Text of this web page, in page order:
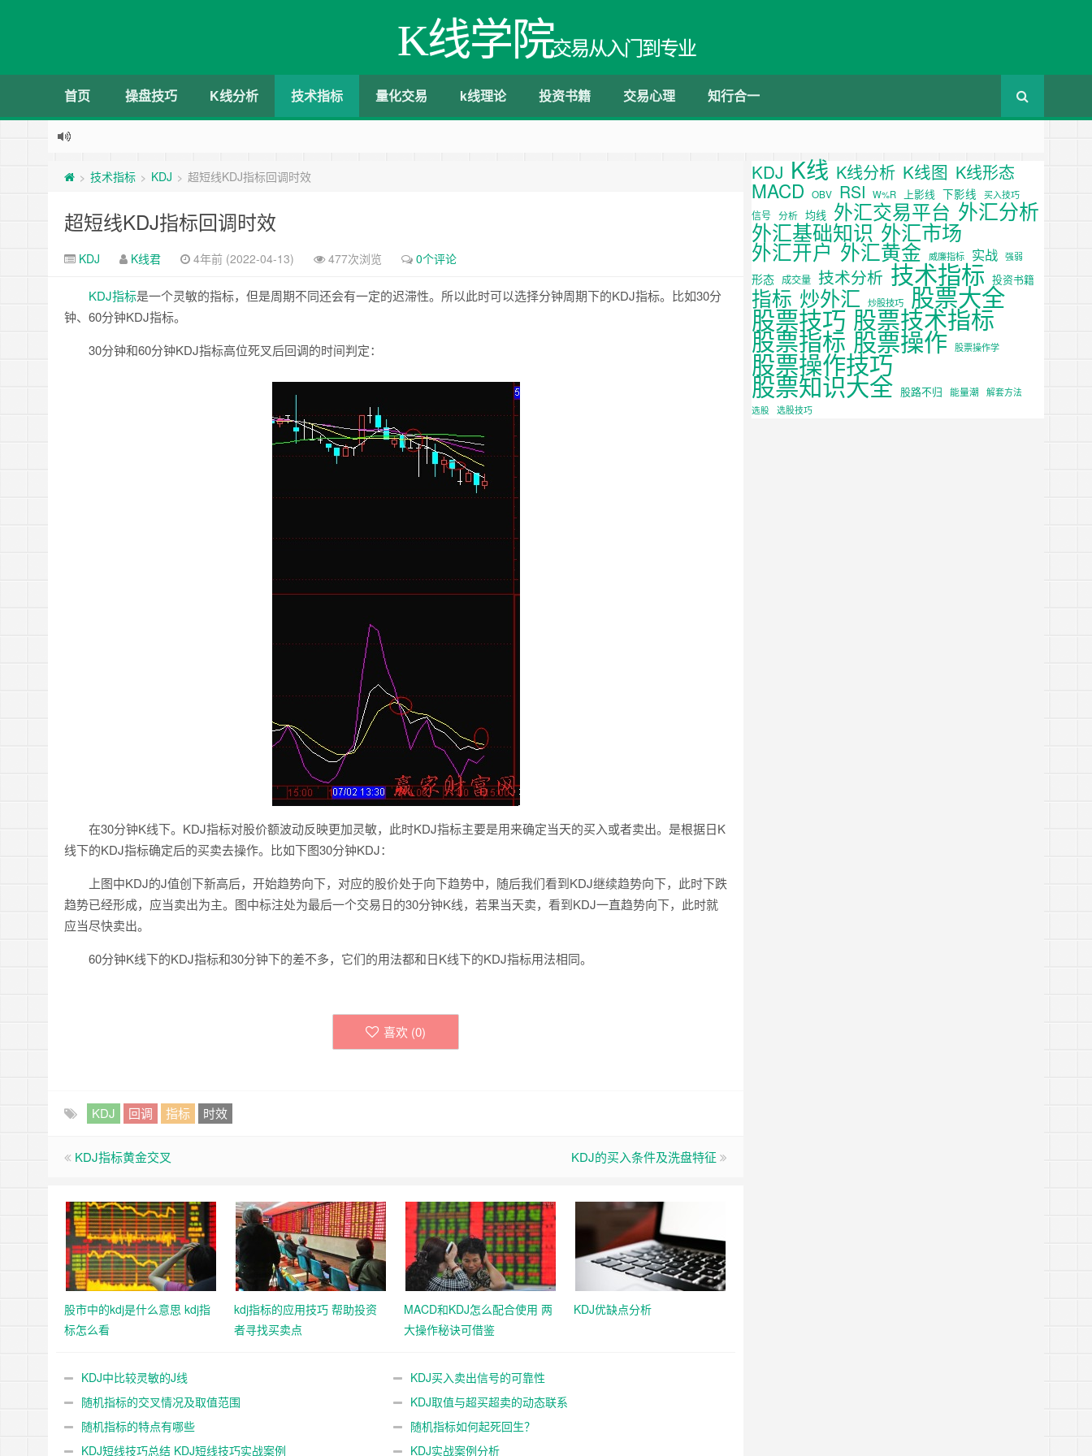
K线学院交易从入门到专业
首页 操盘技巧 K线分析 技术指标 量化交易 k线理论 投资书籍 交易心理 知行合一
> 技术指标 > KDJ > 超短线KDJ指标回调时效
超短线KDJ指标回调时效
KDJ K线君 4年前 (2022-04-13) 477次浏览 0个评论
KDJ指标是一个灵敏的指标，但是周期不同还会有一定的迟滞性。所以此时可以选择分钟周期下的KDJ指标。比如30分
钟、60分钟KDJ指标。
30分钟和60分钟KDJ指标高位死叉后回调的时间判定：
在30分钟K线下。KDJ指标对股价额波动反映更加灵敏，此时KDJ指标主要是用来确定当天的买入或者卖出。是根据日K
线下的KDJ指标确定后的买卖去操作。比如下图30分钟KDJ：
上图中KDJ的J值创下新高后，开始趋势向下，对应的股价处于向下趋势中，随后我们看到KDJ继续趋势向下，此时下跌
趋势已经形成，应当卖出为主。图中标注处为最后一个交易日的30分钟K线，若果当天卖，看到KDJ一直趋势向下，此时就
应当尽快卖出。
60分钟K线下的KDJ指标和30分钟下的差不多，它们的用法都和日K线下的KDJ指标用法相同。
喜欢 (0)
KDJ 回调 指标 时效
KDJ指标黄金交叉 KDJ的买入条件及洗盘特征
股市中的kdj是什么意思 kdj指
标怎么看
kdj指标的应用技巧 帮助投资
者寻找买卖点
MACD和KDJ怎么配合使用 两
大操作秘诀可借鉴
KDJ优缺点分析
KDJ中比较灵敏的J线
KDJ买入卖出信号的可靠性
随机指标的交叉情况及取值范围
KDJ取值与超买超卖的动态联系
随机指标的特点有哪些
随机指标如何起死回生？
KDJ短线技巧总结 KDJ短线技巧实战案例
KDJ实战案例分析
KDJ K线 K线分析 K线图 K线形态
MACD OBV RSI W%R 上影线 下影线 买入技巧
信号 分析 均线 外汇交易平台 外汇分析
外汇基础知识 外汇市场
外汇开户 外汇黄金 威廉指标 实战 强弱
形态 成交量 技术分析 技术指标 投资书籍
指标 炒外汇 炒股技巧 股票大全
股票技巧 股票技术指标
股票指标 股票操作 股票操作学
股票操作技巧
股票知识大全 股路不归 能量潮
解套方法
选股
选股技巧